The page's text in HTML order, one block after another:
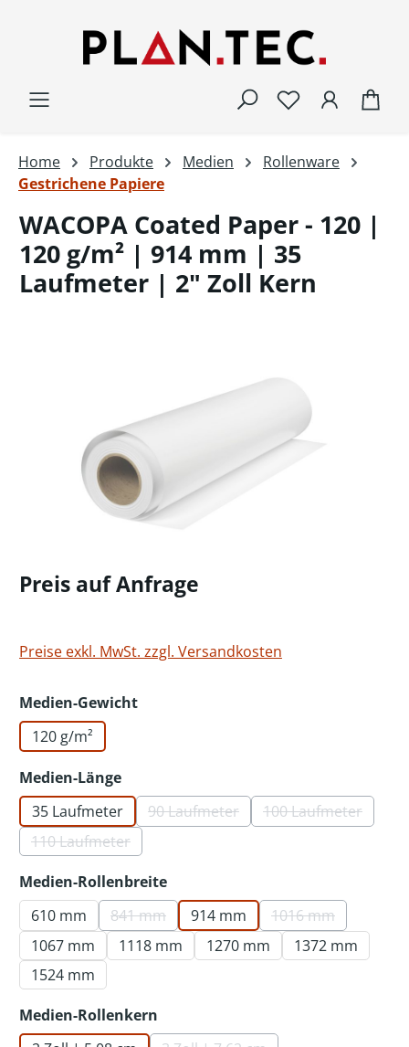
Home Produkte Medien
Rollenware
Gestrichene Papiere
WACOPA Coated Paper - 120 |
120 g/m² | 914 mm | 35
Laufmeter | 2" Zoll Kern
Preis auf Anfrage
Preise exkl. MwSt. zzgl. Versandkosten
Medien-Gewichtauswählen
120 g/m²
Medien-Längeauswählen
35 Laufmeter
90 Laufmeter(Diese Option ist zurzeit nicht
100 Laufmeter
(Diese Option
110 Laufmeter(Diese Option ist zurzeit nicht verfügbar.)
Medien-Rollenbreiteauswählen
610 mm
841 mm(Diese Option ist zurzeit nicht verfügbar.)
914 mm 1016 mm(Diese Option
1067 mm 1118 mm 1270 mm
1372 mm
1524 mm
Medien-Rollenkern